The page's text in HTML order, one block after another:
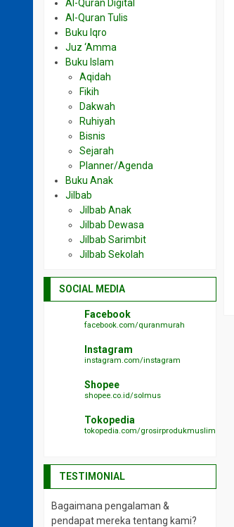
Al-Quran Digital
Al-Quran Tulis
Buku Iqro
Juz ‘Amma
Buku Islam
Aqidah
Fikih
Dakwah
Ruhiyah
Bisnis
Sejarah
Planner/Agenda
Buku Anak
Jilbab
Jilbab Anak
Jilbab Dewasa
Jilbab Sarimbit
Jilbab Sekolah
SOCIAL MEDIA
Facebook
facebook.com/quranmurah
Instagram
instagram.com/instagram
Shopee
shopee.co.id/solmus
Tokopedia
tokopedia.com/grosirprodukmuslim
TESTIMONIAL
Bagaimana pengalaman &
pendapat mereka tentang kami?